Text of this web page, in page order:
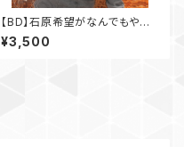
【BD】石原希望がなんでもやっ
たるで！Vol.2
¥3,500